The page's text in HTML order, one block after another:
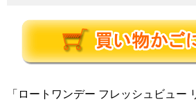
「ロートワンデー フレッシュビュー